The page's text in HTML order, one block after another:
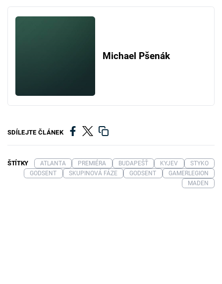
Michael Pšenák
SDÍLEJTE ČLÁNEK
ŠTÍTKY ATLANTA PREMIÉRA BUDAPEŠŤ KYJEV
STYKO
GODSENT
SKUPINOVÁ FÁZE GODSENT
GAMERLEGION
MADEN